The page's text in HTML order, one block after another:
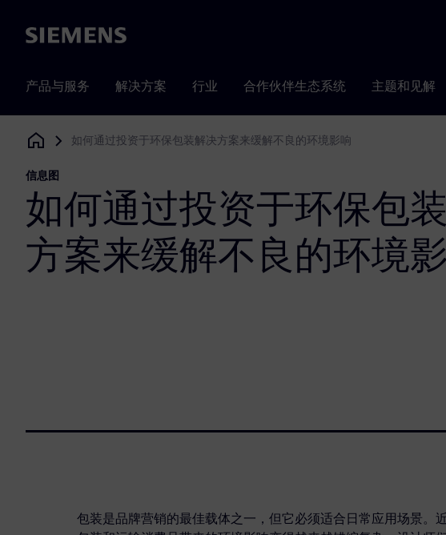
Siemens
产品与服务 解决方案 行业 合作伙伴生态系统 主题和见解
Siemens Digital Industries Software
如何通过投资于环保包装解决方案来缓解不良的环境影响
信息图
如何通过投资于环保包
方案来缓解不良的环境
包装是品牌营销的最佳载体之一，但它必须适合日常应用场景。